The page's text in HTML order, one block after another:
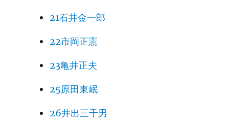
21石井金一郎
22市岡正憲
23亀井正夫
25原田東岷
26井出三千男